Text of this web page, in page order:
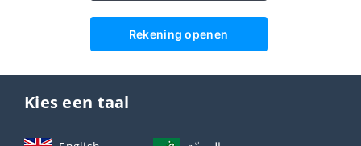
Rekening openen
Kies een taal